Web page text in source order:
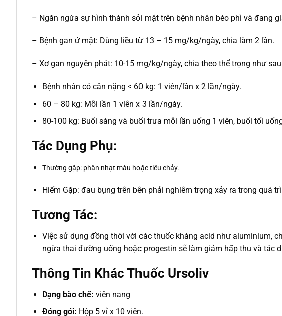
– Ngăn ngừa sự hình thành sỏi mật trên bệnh nhân béo phì và đang
– Bệnh gan ứ mật: Dùng liều từ 13 – 15 mg/kg/ngày, chia làm 2 lần.
– Xơ gan nguyên phát: 10-15 mg/kg/ngày, chia theo thể trọng như sau
Bệnh nhân có cân nặng < 60 kg: 1 viên/lần x 2 lần/ngày.
60 – 80 kg: Mỗi lần 1 viên x 3 lần/ngày.
80-100 kg: Buổi sáng và buổi trưa mỗi lần uống 1 viên, buổi tối
Tác Dụng Phụ:
Thường gặp: phân nhạt màu hoặc tiêu chảy.
Hiếm Gặp: đau bụng trên bên phải nghiêm trọng xảy ra trong quá
Tương Tác:
Việc sử dụng đồng thời với các thuốc kháng acid như aluminium,
ngừa thai đường uống hoặc progestin sẽ làm giảm hấp thu và tác
Thông Tin Khác Thuốc Ursoliv
Dạng bào chế: viên nang
Đóng gói: Hộp 5 vỉ x 10 viên.